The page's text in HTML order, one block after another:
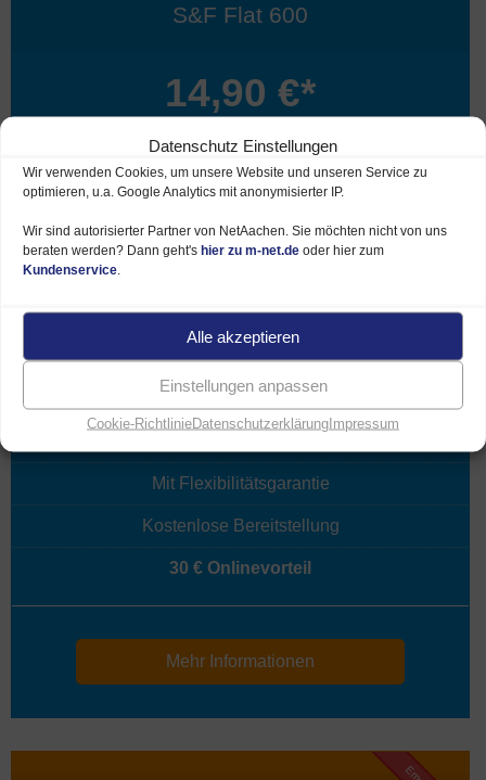
Datenschutz Einstellungen
Wir verwenden Cookies, um unsere Website und unseren Service zu
optimieren, u.a. Google Analytics mit anonymisierter IP.
Wir sind autorisierter Partner von NetAachen. Sie möchten nicht von uns
beraten werden? Dann geht's hier zu m-net.de oder hier zum
Kundenservice
Alle akzeptieren
Einstellungen anpassen
Cookie-RichtlinieDatenschutzerklärungImpressum
S&F Flat 600
14,90 €*
je Monat
Bestes Preis-Leistungsverhältnis
Downloadbis 600 MBit/s
Upload bis 200 MBit/s
Inkl. HomeBox Komfort
Mit Flexibilitätsgarantie
Kostenlose Bereitstellung
30 € Onlinevorteil
Mehr Informationen